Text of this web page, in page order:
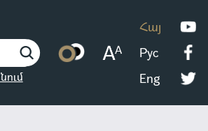
Հայ
Рус
Eng